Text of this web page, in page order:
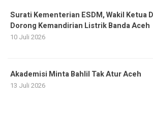
Surati Kementerian ESDM, Wakil Ketua
Dorong Kemandirian Listrik Banda Aceh
10 Juli 2026
Akademisi Minta Bahlil Tak Atur Aceh
13 Juli 2026